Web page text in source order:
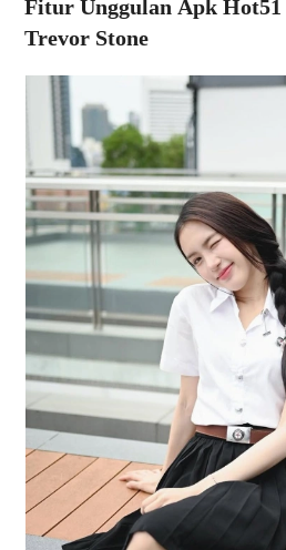
Fitur Unggulan Apk Hot51
Trevor Stone